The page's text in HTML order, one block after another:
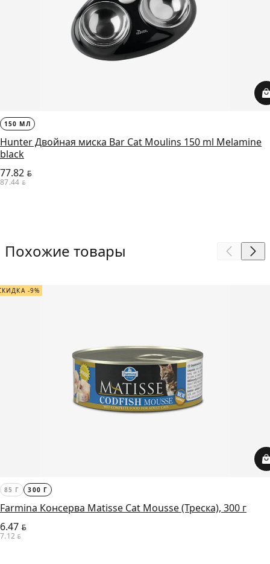
150 МЛ
Hunter Двойная миска Bar Cat Moulins 150 ml Melamine
black
77.82 BYN
87.44 BYN
Похожие товары
-9%
85 Г 300 Г
Farmina Консерва Matisse Cat Mousse (Треска), 300 г
6.47 BYN
7.12 BYN